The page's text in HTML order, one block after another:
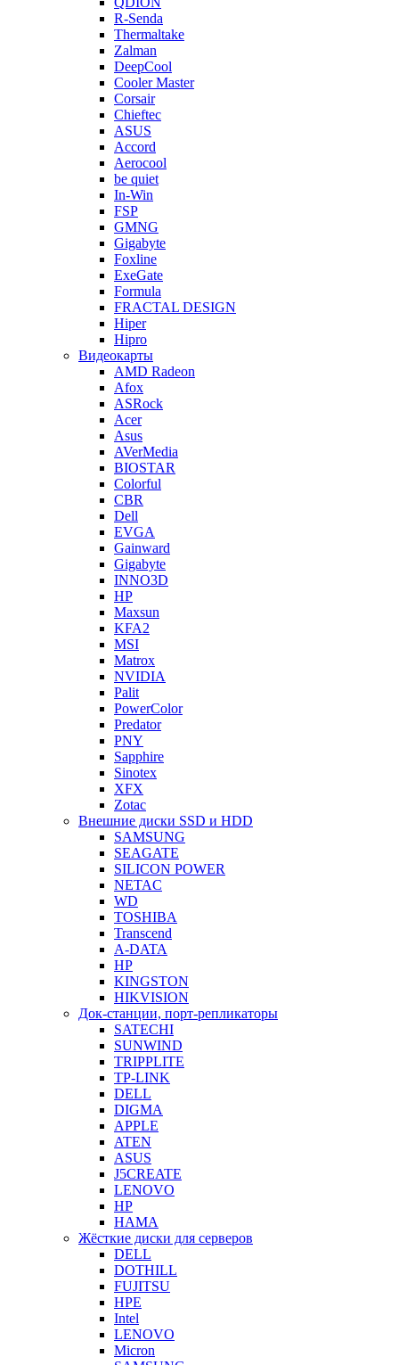
R-Senda
Thermaltake
Zalman
DeepCool
Cooler Master
Corsair
Chieftec
ASUS
Accord
Aerocool
be quiet
In-Win
FSP
GMNG
Gigabyte
Foxline
ExeGate
Formula
FRACTAL DESIGN
Hiper
Hipro
Видеокарты
AMD Radeon
Afox
ASRock
Acer
Asus
AVerMedia
BIOSTAR
Colorful
CBR
Dell
EVGA
Gainward
Gigabyte
INNO3D
HP
Maxsun
KFA2
MSI
Matrox
NVIDIA
Palit
PowerColor
Predator
PNY
Sapphire
Sinotex
XFX
Zotac
Внешние диски SSD и HDD
SAMSUNG
SEAGATE
SILICON POWER
NETAC
WD
TOSHIBA
Transcend
A-DATA
HP
KINGSTON
HIKVISION
Док-станции, порт-репликаторы
SATECHI
SUNWIND
TRIPPLITE
TP-LINK
DELL
DIGMA
APPLE
ATEN
ASUS
J5CREATE
LENOVO
HP
HAMA
Жёсткие диски для серверов
DELL
DOTHILL
FUJITSU
HPE
Intel
LENOVO
Micron